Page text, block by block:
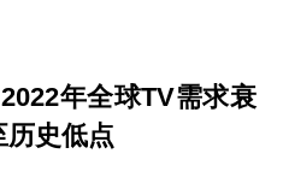
年全球TV需求衰
历史低点